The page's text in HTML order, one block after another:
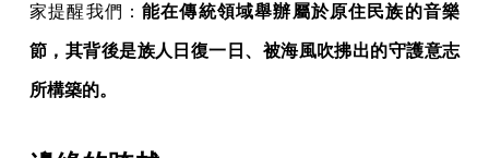
家提醒我們：能在傳統領域舉辦屬於原住民族的音樂
節，其背後是族人日復一日、被海風吹拂出的守護意志
所構築的。